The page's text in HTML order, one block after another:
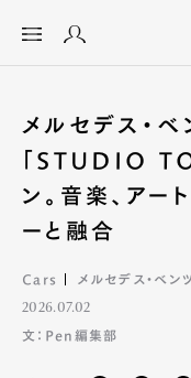
メルセデス・
「STUDIO
ン。音楽、アー
ーと融合
Cars メルセデス・ベンツ
2026.07.02
文：Pen編集部